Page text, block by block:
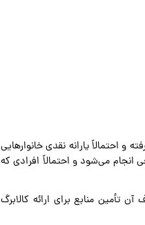
و احتمالاً یارانه نقدی خانوارهایی
انجام می‌شود و احتمالاً افرادی که
اصلی است و هدف آن تأمین منابع برای ارائه کالابرگ